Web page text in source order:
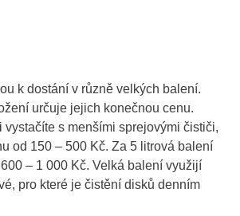
k dostání v různě velkých balení.
určuje jejich konečnou cenu.
vystačíte s menšími sprejovými čističi,
od 150 – 500 Kč. Za 5 litrová balení
– 1 000 Kč. Velká balení využijí
pro které je čistění disků denním